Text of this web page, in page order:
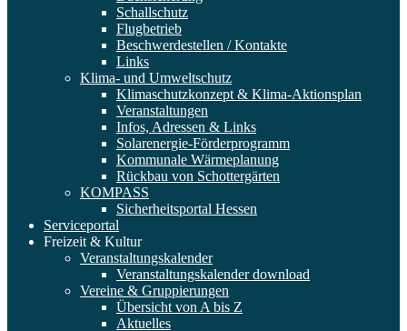
Schallschutz
Flugbetrieb
Beschwerdestellen / Kontakte
Links
Klima- und Umweltschutz
Klimaschutzkonzept & Klima-Aktionsplan
Veranstaltungen
Infos, Adressen & Links
Solarenergie-Förderprogramm
Kommunale Wärmeplanung
Rückbau von Schottergärten
KOMPASS
Sicherheitsportal Hessen
Serviceportal
Freizeit & Kultur
Veranstaltungskalender
Veranstaltungskalender download
Vereine & Gruppierungen
Übersicht von A bis Z
Aktuelles